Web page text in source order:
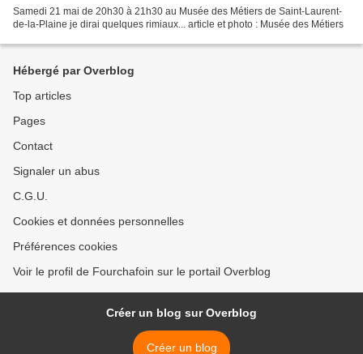
Samedi 21 mai de 20h30 à 21h30 au Musée des Métiers de Saint-Laurent-
de-la-Plaine je dirai quelques rimiaux... article et photo : Musée des Métiers
Hébergé par Overblog
Top articles
Pages
Contact
Signaler un abus
C.G.U.
Cookies et données personnelles
Préférences cookies
Voir le profil de Fourchafoin sur le portail Overblog
Créer un blog sur Overblog
Créer un blog